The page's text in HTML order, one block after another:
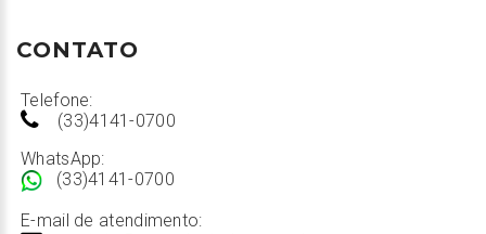
CONTATO
Telefone:
(33)4141-0700
WhatsApp:
(33)4141-0700
E-mail de atendimento: